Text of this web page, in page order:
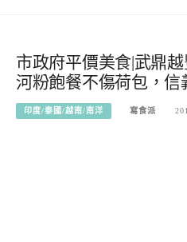
市政府平價美食|武鼎
河粉飽餐不傷荷包，信
印度/泰國/越南/南洋 寫食派